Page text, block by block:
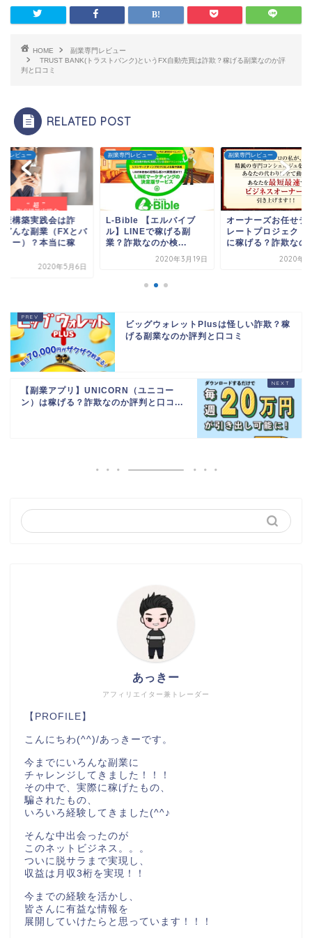
HOME
副業専門レビュー
TRUST BANK(トラストバンク)というFX自動売買は詐欺？稼げる副業なのか評
判と口コミ
RELATED POST
門レビュー
産構築実践会は詐
どんな副業（FXとバ
リー）？本当に稼
2020年5月6日
副業専門レビュー
L-Bible 【エルバイブ
ル】LINEで稼げる副
業？詐欺なのか検...
2020年3月19日
副業専門レビュー
オーナーズお任せテ
レートプロジェクト
に稼げる？詐欺なの
2020年9
ビッグウォレットPlusは怪しい詐欺？稼
げる副業なのか評判と口コミ
【副業アプリ】UNICORN（ユニコー
ン）は稼げる？詐欺なのか評判と口コ...
アフィリエイター兼トレーダー
あっきー
【PROFILE】
こんにちわ(^^)/あっきーです。
今までにいろんな副業に
チャレンジしてきました！！！
その中で、実際に稼げたもの、
騙されたもの、
いろいろ経験してきました(^^♪
そんな中出会ったのが
このネットビジネス。。。
ついに脱サラまで実現し、
収益は月収3桁を実現！！
今までの経験を活かし、
皆さんに有益な情報を
展開していけたらと思っています！！！